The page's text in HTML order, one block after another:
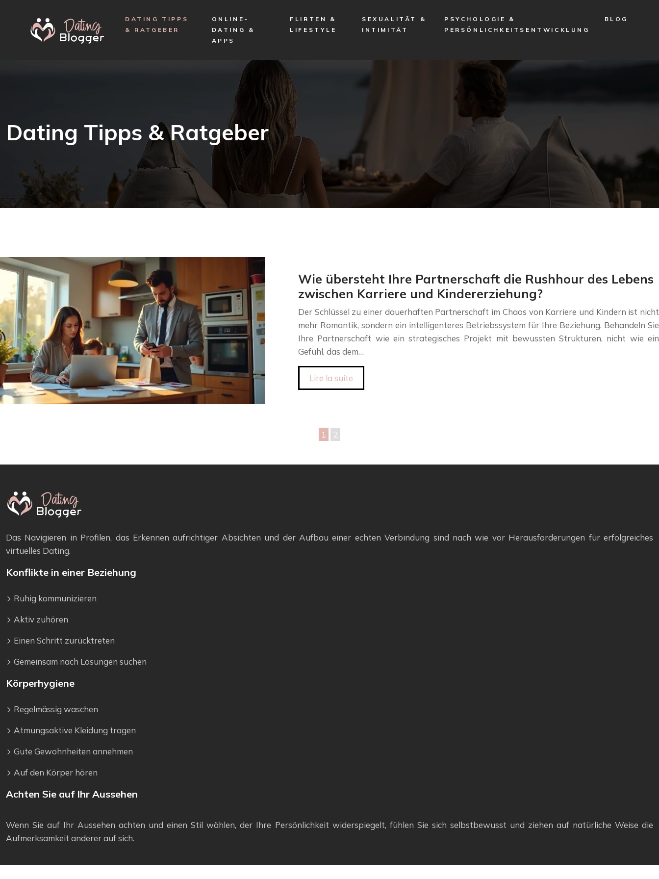
DATING TIPPS
& RATGEBER
ONLINE-
DATING &
APPS
FLIRTEN &
LIFESTYLE
SEXUALITÄT &
INTIMITÄT
PSYCHOLOGIE &
PERSÖNLICHKEITSENTWICKLUNG
BLOG
Dating Tipps & Ratgeber
Wie übersteht Ihre Partnerschaft die Rushhour des Lebens
zwischen Karriere und Kindererziehung?
Der Schlüssel zu einer dauerhaften Partnerschaft im Chaos von Karriere und Kindern ist nicht
mehr Romantik, sondern ein intelligenteres Betriebssystem für Ihre Beziehung. Behandeln Sie
Ihre Partnerschaft wie ein strategisches Projekt mit bewussten Strukturen, nicht wie ein
Gefühl, das dem…
Lire la suite
1 2
Das Navigieren in Profilen, das Erkennen aufrichtiger Absichten und der Aufbau einer echten Verbindung sind nach wie vor Herausforderungen für erfolgreiches
virtuelles Dating.
Konflikte in einer Beziehung
Ruhig kommunizieren
Aktiv zuhören
Einen Schritt zurücktreten
Gemeinsam nach Lösungen suchen
Körperhygiene
Regelmässig waschen
Atmungsaktive Kleidung tragen
Gute Gewohnheiten annehmen
Auf den Körper hören
Achten Sie auf Ihr Aussehen
Wenn Sie auf Ihr Aussehen achten und einen Stil wählen, der Ihre Persönlichkeit widerspiegelt, fühlen Sie sich selbstbewusst und ziehen auf natürliche Weise die
Aufmerksamkeit anderer auf sich.